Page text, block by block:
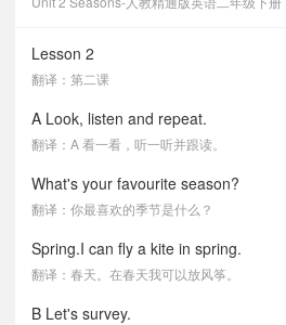
Lesson 2
翻译：第二课
A Look, listen and repeat.
翻译：A 看一看，听一听并跟读。
What's your favourite season?
翻译：你最喜欢的季节是什么？
Spring.I can fly a kite in spring.
翻译：春天。在春天我可以放风筝。
B Let's survey.